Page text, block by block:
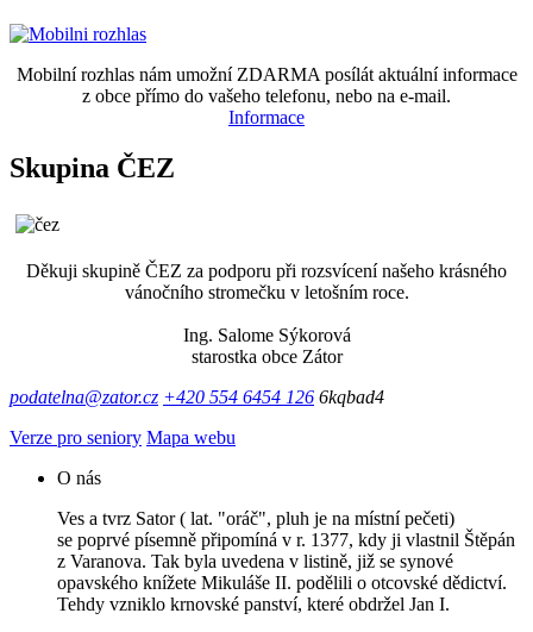
Mobilní rozhlas nám umožní ZDARMA posílát aktuální informace
z obce přímo do vašeho telefonu, nebo na e-mail.
Informace
Skupina ČEZ
Děkuji skupině ČEZ za podporu při rozsvícení našeho krásného
vánočního stromečku v letošním roce.
Ing. Salome Sýkorová
starostka obce Zátor
podatelna@zator.cz +420 554 6454 126 6kqbad4
Verze pro seniory Mapa webu
O nás
Ves a tvrz Sator ( lat. "oráč", pluh je na místní pečeti)
se poprvé písemně připomíná v r. 1377, kdy ji vlastnil Štěpán
z Varanova. Tak byla uvedena v listině, již se synové
opavského knížete Mikuláše II. podělili o otcovské dědictví.
Tehdy vzniklo krnovské panství, které obdržel Jan I.